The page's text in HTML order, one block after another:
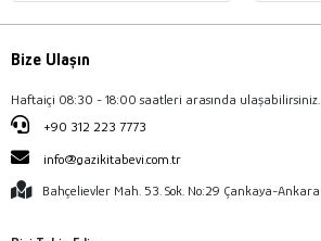
Bize Ulaşın
Haftaiçi 08:30 - 18:00 saatleri arasında ulaşabilirsiniz.
+90 312 223 7773
info@gazikitabevi.com.tr
Bahçelievler Mah. 53. Sok. No:29 Çankaya-Ankara